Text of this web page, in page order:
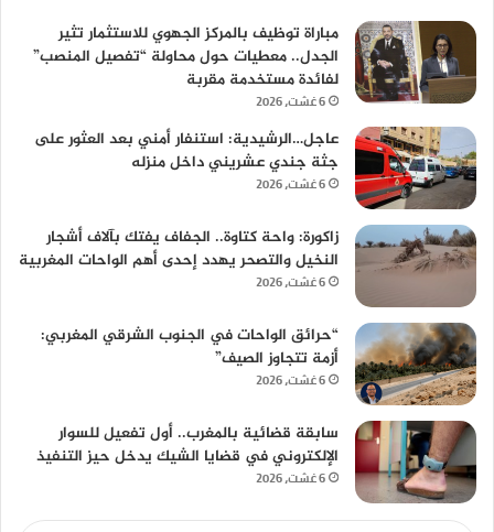
مباراة توظيف بالمركز الجهوي للاستثمار تثير
الجدل.. معطيات حول محاولة “تفصيل المنصب”
لفائدة مستخدمة مقربة
6 غشت، 2026
عاجل…الرشيدية: استنفار أمني بعد العثور على
جثة جندي عشريني داخل منزله
6 غشت، 2026
زاكورة: واحة كتاوة.. الجفاف يفتك بآلاف أشجار
النخيل والتصحر يهدد إحدى أهم الواحات المغربية
6 غشت، 2026
“حرائق الواحات في الجنوب الشرقي المغربي:
أزمة تتجاوز الصيف”
6 غشت، 2026
سابقة قضائية بالمغرب.. أول تفعيل للسوار
الإلكتروني في قضايا الشيك يدخل حيز التنفيذ
6 غشت، 2026